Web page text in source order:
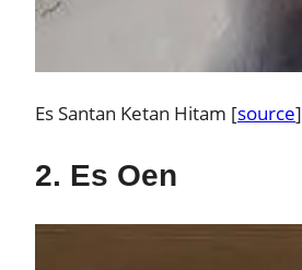
Es Santan Ketan Hitam [source]
2. Es Oen